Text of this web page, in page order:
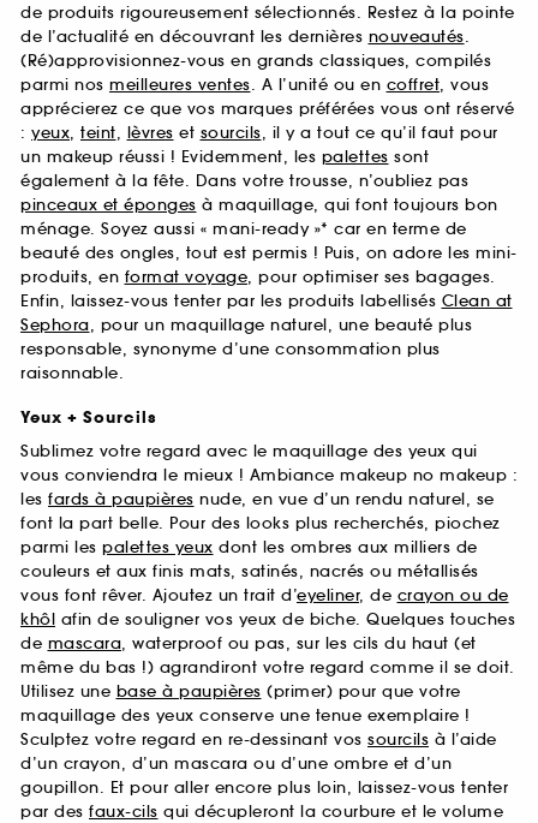
de produits rigoureusement sélectionnés. Restez à la pointe
de l’actualité en découvrant les dernières nouveautés.
(Ré)approvisionnez-vous en grands classiques, compilés
parmi nos meilleures ventes. A l’unité ou en coffret, vous
apprécierez ce que vos marques préférées vous ont réservé
: yeux, teint, lèvres et sourcils, il y a tout ce qu’il faut pour
un makeup réussi ! Evidemment, les palettes sont
également à la fête. Dans votre trousse, n’oubliez pas
pinceaux et éponges à maquillage, qui font toujours bon
ménage. Soyez aussi « mani-ready »* car en terme de
beauté des ongles, tout est permis ! Puis, on adore les mini-
produits, en format voyage, pour optimiser ses bagages.
Enfin, laissez-vous tenter par les produits labellisés Clean at
Sephora, pour un maquillage naturel, une beauté plus
responsable, synonyme d’une consommation plus
raisonnable.
Yeux + Sourcils
Sublimez votre regard avec le maquillage des yeux qui
vous conviendra le mieux ! Ambiance makeup no makeup :
les fards à paupières nude, en vue d’un rendu naturel, se
font la part belle. Pour des looks plus recherchés, piochez
parmi les palettes yeux dont les ombres aux milliers de
couleurs et aux finis mats, satinés, nacrés ou métallisés
vous font rêver. Ajoutez un trait d’eyeliner, de crayon ou de
khôl afin de souligner vos yeux de biche. Quelques touches
de mascara, waterproof ou pas, sur les cils du haut (et
même du bas !) agrandiront votre regard comme il se doit.
Utilisez une base à paupières (primer) pour que votre
maquillage des yeux conserve une tenue exemplaire !
Sculptez votre regard en re-dessinant vos sourcils à l’aide
d’un crayon, d’un mascara ou d’une ombre et d’un
goupillon. Et pour aller encore plus loin, laissez-vous tenter
par des faux-cils qui décupleront la courbure et le volume